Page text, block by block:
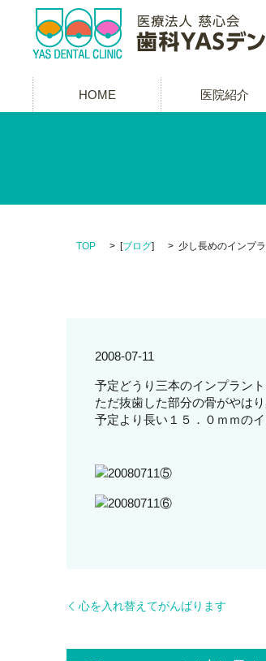
HOME 医院紹介
TOP [ブログ] 少し長めのインプ
2008-07-11
予定どうり三本のインプラン
ただ抜歯した部分の骨がやはり
予定より長い１５．０ｍｍの
心を入れ替えてがんばります